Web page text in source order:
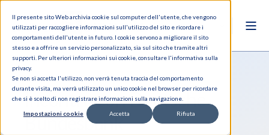
Il presente sito Web archivia cookie sul computer dell'utente, che vengono
utilizzati per raccogliere informazioni sull'utilizzo del sito e ricordare i
comportamenti dell'utente in futuro. I cookie servono a migliorare il sito
stesso e a offrire un servizio personalizzato, sia sul sito che tramite altri
supporti. Per ulteriori informazioni sui cookie, consultare l'informativa sulla
privacy.
Se non si accetta l'utilizzo, non verrà tenuta traccia del comportamento
durante visita, ma verrà utilizzato un unico cookie nel browser per ricordare
che si è scelto di non registrare informazioni sulla navigazione.
Impostazioni cookie Accetta Rifiuta
Incontro con Deutsche
Bundesbank